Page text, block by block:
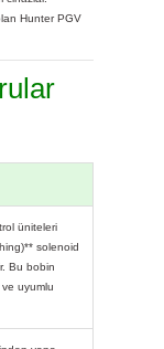
Hunter PGV
üniteleri
solenoid
Bu bobin
uyumlu